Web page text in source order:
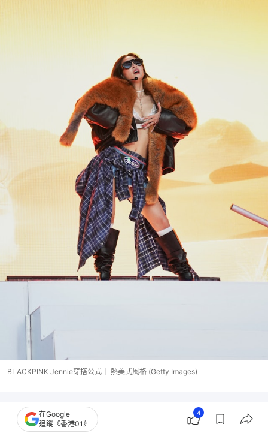
BLACKPINK Jennie穿搭公式｜ 熱美式風格 (Getty Images)
在Google
追蹤《香港01》
4